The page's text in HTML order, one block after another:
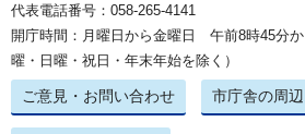
代表電話番号：058-265-4141
開庁時間：月曜日から金曜日 午前8時45分
曜・日曜・祝日・年末年始を除く）
ご意見・お問い合わせ 市庁舎の周辺